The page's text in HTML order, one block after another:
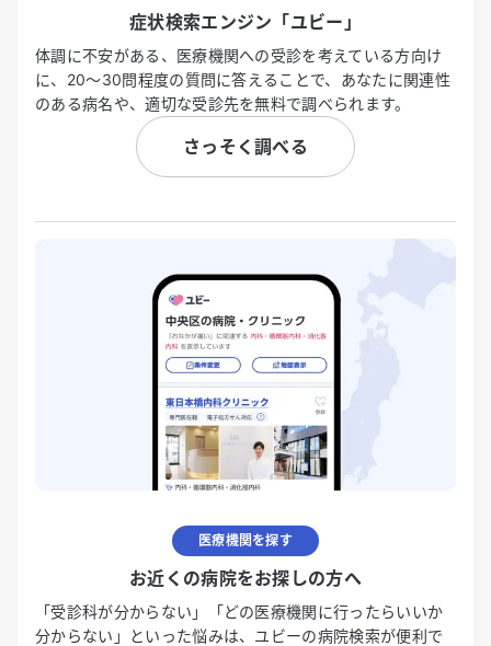
症状検索エンジン「ユビー」
体調に不安がある、医療機関への受診を考えている方向け
に、20〜30問程度の質問に答えることで、あなたに関連性
のある病名や、適切な受診先を無料で調べられます。
さっそく調べる
医療機関を探す
お近くの病院をお探しの方へ
「受診科が分からない」「どの医療機関に行ったらいいか
分からない」といった悩みは、ユビーの病院検索が便利で